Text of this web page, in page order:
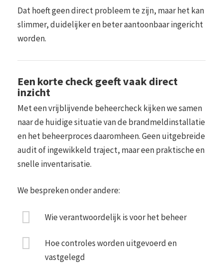
Dat hoeft geen direct probleem te zijn, maar het kan
slimmer, duidelijker en beter aantoonbaar ingericht
worden.
Een korte check geeft vaak direct
inzicht
Met een vrijblijvende beheercheck kijken we samen
naar de huidige situatie van de brandmeldinstallatie
en het beheerproces daaromheen. Geen uitgebreide
audit of ingewikkeld traject, maar een praktische en
snelle inventarisatie.
We bespreken onder andere:
Wie verantwoordelijk is voor het beheer
Hoe controles worden uitgevoerd en
vastgelegd